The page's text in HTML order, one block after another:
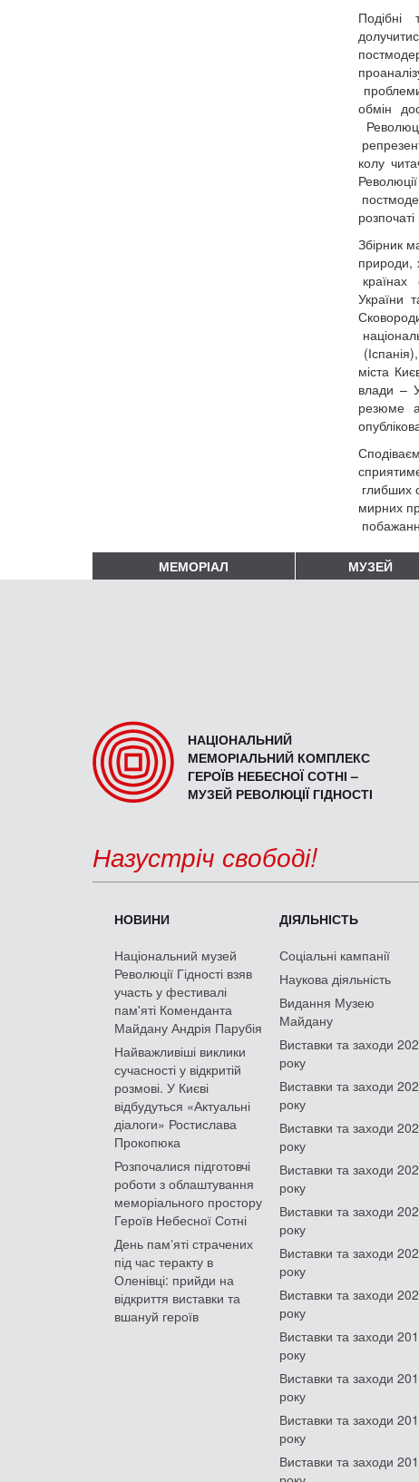
Подібні
обмін
колу
Збірник
природи,
країнах
України
міста
влади –
резюме
глибших
мирних
МЕМОРІАЛ МУЗЕЙ
НАЦІОНАЛЬНИЙ
МЕМОРІАЛЬНИЙ КОМПЛЕКС
ГЕРОЇВ НЕБЕСНОЇ СОТНІ –
МУЗЕЙ РЕВОЛЮЦІЇ ГІДНОСТІ
Назустріч свободі!
НОВИНИ
Національний музей
Революції Гідності взяв
участь у фестивалі
пам'яті Коменданта
Майдану Андрія Парубія
Найважливіші виклики
сучасності у відкритій
розмові. У Києві
відбудуться «Актуальні
діалоги» Ростислава
Прокопюка
Розпочалися підготовчі
роботи з облаштування
меморіального простору
Героїв Небесної Сотні
День памʼяті страчених
під час теракту в
Оленівці: прийди на
відкриття виставки та
вшануй героїв
ДІЯЛЬНІСТЬ
Соціальні кампанії
Наукова діяльність
Видання Музею
Майдану
Виставки та заходи
року
Виставки та заходи
року
Виставки та заходи
року
Виставки та заходи
року
Виставки та заходи
року
Виставки та заходи
року
Виставки та заходи
року
Виставки та заходи
року
Виставки та заходи
року
Виставки та заходи
року
Виставки та заходи